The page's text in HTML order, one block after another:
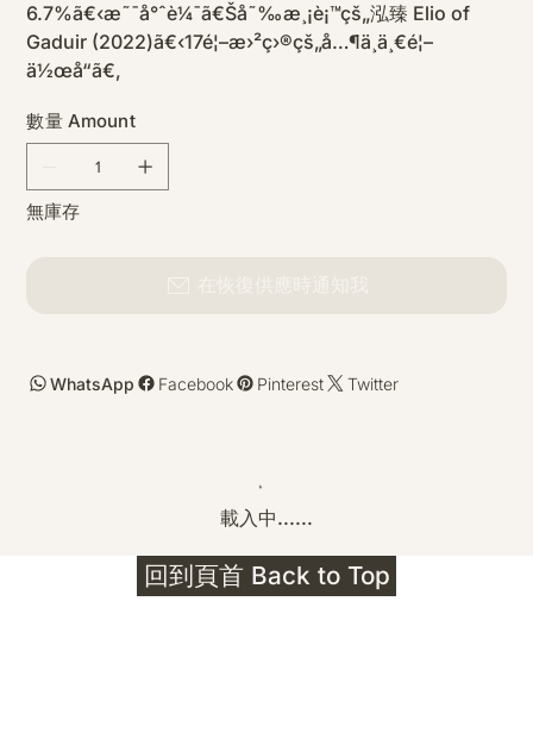
6.7%ã€‹æ˜¯å°ˆè¼¯ã€Šå˜‰æ¸¡è¡™çš„泓臻 Elio of
Gaduir (2022)ã€‹17é¦–æ›²ç›®çš„å…¶ä¸­ä¸€é¦–
ä½œå“ã€‚
數量 Amount
無庫存
Facebook
WhatsApp Twitter
Pinterest
載入中......
回到頁首 Back to Top